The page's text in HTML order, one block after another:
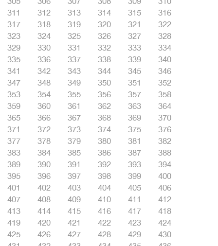
311
312 313 314 315
316
317
318 319 320 321
322
323
324 325 326 327
328
329
330 331 332 333
334
335
336 337 338 339
340
341
342 343 344 345
346
347
348 349 350 351
352
353
354 355 356 357
358
359
360 361 362 363
364
365
366 367 368 369
370
371
372 373 374 375
376
377
378 379 380 381
382
383
384 385 386 387
388
389
390 391 392 393
394
395
396 397 398 399
400
401
402 403 404 405
406
407
408 409 410 411
412
413
414 415 416 417
418
419
420 421 422 423
424
425
426 427 428 429
430